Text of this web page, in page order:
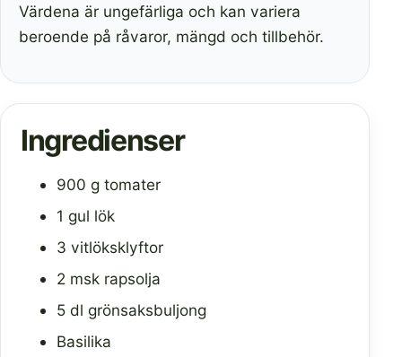
Värdena är ungefärliga och kan variera
beroende på råvaror, mängd och tillbehör.
Ingredienser
900 g tomater
1 gul lök
3 vitlöksklyftor
2 msk rapsolja
5 dl grönsaksbuljong
Basilika